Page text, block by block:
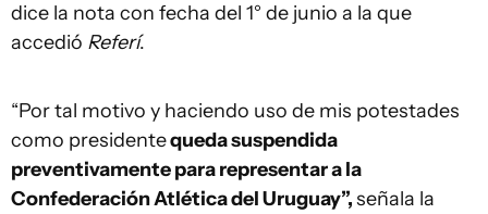
dice la nota con fecha del 1° de junio a la que
accedió Referí.
“Por tal motivo y haciendo uso de mis potestades
como presidentequeda suspendida
preventivamente para representar a la
Confederación Atlética del Uruguay”,señala la